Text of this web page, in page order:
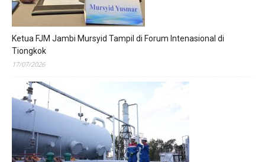
Ketua FJM Jambi Mursyid Tampil di Forum Intenasional di
Tiongkok
17/07/2026